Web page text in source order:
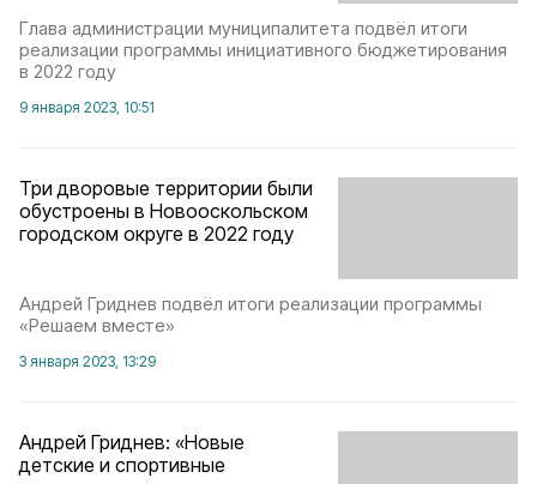
Глава администрации муниципалитета подвёл итоги
реализации программы инициативного бюджетирования
в 2022 году
9 января 2023, 10:51
Три дворовые территории были
обустроены в Новооскольском
городском округе в 2022 году
Андрей Гриднев подвёл итоги реализации программы
«Решаем вместе»
3 января 2023, 13:29
Андрей Гриднев: «Новые
детские и спортивные